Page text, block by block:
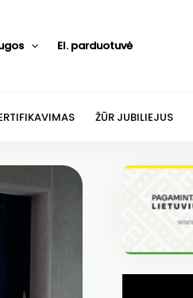
El. parduotuvė
ŽŪR JUBILIEJUS